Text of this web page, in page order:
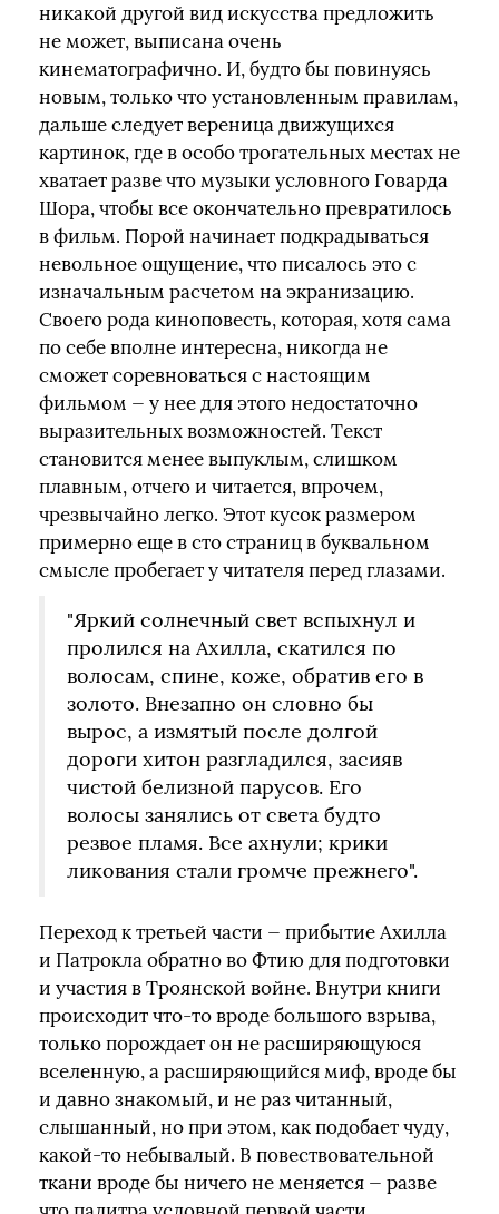
никакой другой вид искусства предложить
не может, выписана очень
кинематографично. И, будто бы повинуясь
новым, только что установленным правилам,
дальше следует вереница движущихся
картинок, где в особо трогательных местах не
хватает разве что музыки условного Говарда
Шора, чтобы все окончательно превратилось
в фильм. Порой начинает подкрадываться
невольное ощущение, что писалось это с
изначальным расчетом на экранизацию.
Своего рода киноповесть, которая, хотя сама
по себе вполне интересна, никогда не
сможет соревноваться с настоящим
фильмом — у нее для этого недостаточно
выразительных возможностей. Текст
становится менее выпуклым, слишком
плавным, отчего и читается, впрочем,
чрезвычайно легко. Этот кусок размером
примерно еще в сто страниц в буквальном
смысле пробегает у читателя перед глазами.
"Яркий солнечный свет вспыхнул и
пролился на Ахилла, скатился по
волосам, спине, коже, обратив его в
золото. Внезапно он словно бы
вырос, а измятый после долгой
дороги хитон разгладился, засияв
чистой белизной парусов. Его
волосы занялись от света будто
резвое пламя. Все ахнули; крики
ликования стали громче прежнего".
Переход к третьей части — прибытие Ахилла
и Патрокла обратно во Фтию для подготовки
и участия в Троянской войне. Внутри книги
происходит что-то вроде большого взрыва,
только порождает он не расширяющуюся
вселенную, а расширяющийся миф, вроде бы
и давно знакомый, и не раз читанный,
слышанный, но при этом, как подобает чуду,
какой-то небывалый. В повествовательной
ткани вроде бы ничего не меняется — разве